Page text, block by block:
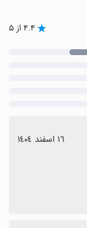
۴.۴ از ۵
١٦ اسفند ١٤٠٤